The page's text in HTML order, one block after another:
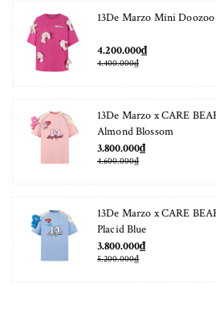
13De Marzo Mini
4.200.000₫
4.400.000₫
13De Marzo x CARE
Almond Blossom
3.800.000₫
4.600.000₫
13De Marzo x CARE
Placid Blue
3.800.000₫
5.200.000₫